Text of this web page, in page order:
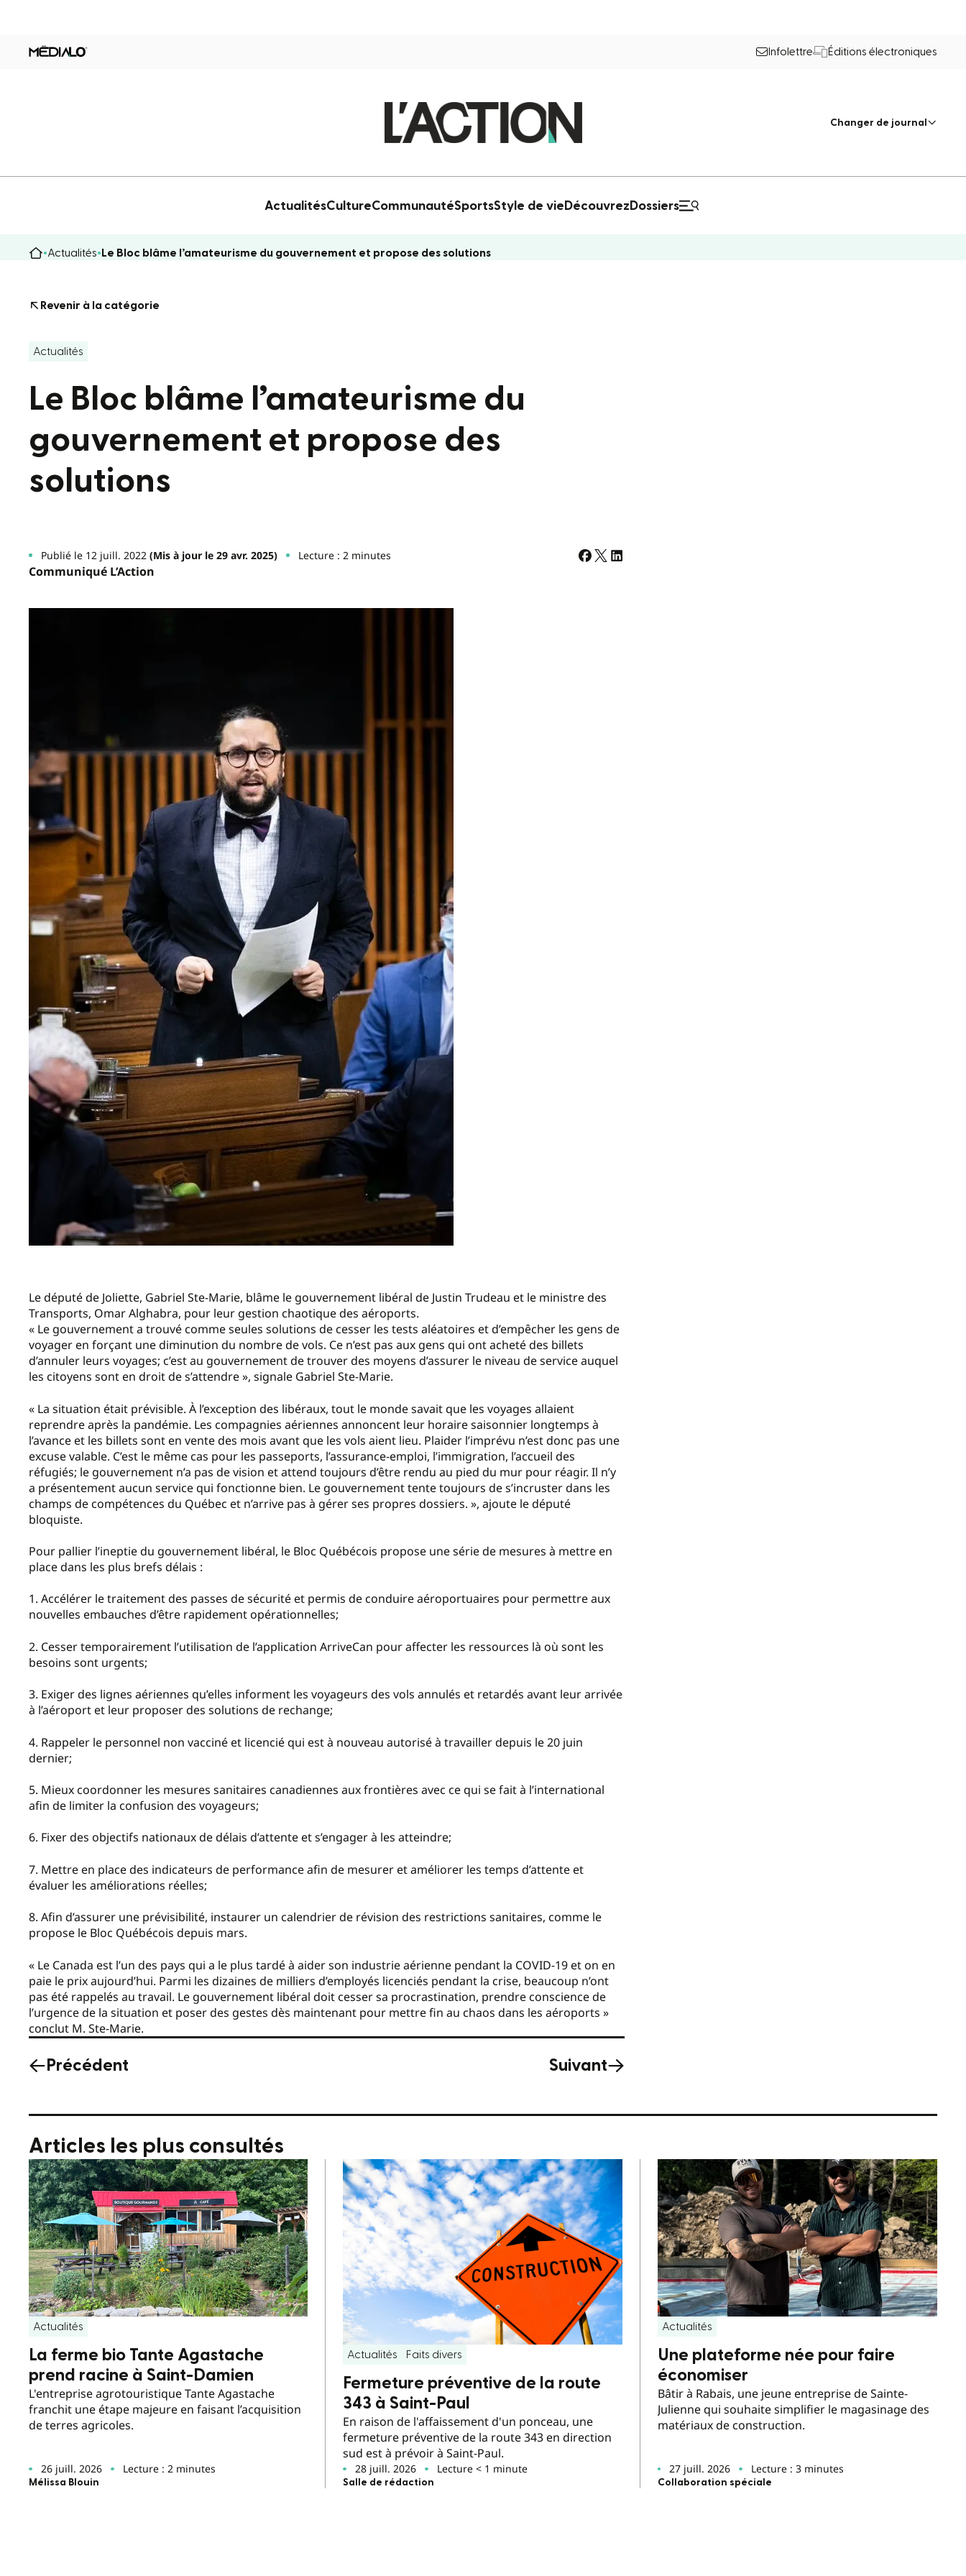
Infolettre Éditions électroniques
Changer de journal
ActualitésCultureCommunautéSportsStyle de vie Découvrez Dossiers
Actualités Le Bloc blâme l’amateurisme du gouvernement et propose des solutions
Revenir à la catégorie
Actualités
Le Bloc blâme l’amateurisme du
gouvernement et propose des
solutions
Publié le 12 juill. 2022 (Mis à jour le 29 avr. 2025) Lecture : 2 minutes
Communiqué L’Action
Le député de Joliette, Gabriel Ste-Marie, blâme le gouvernement libéral de Justin Trudeau et le ministre des
Transports, Omar Alghabra, pour leur gestion chaotique des aéroports.
« Le gouvernement a trouvé comme seules solutions de cesser les tests aléatoires et d’empêcher les gens de
voyager en forçant une diminution du nombre de vols. Ce n’est pas aux gens qui ont acheté des billets
d’annuler leurs voyages; c’est au gouvernement de trouver des moyens d’assurer le niveau de service auquel
les citoyens sont en droit de s’attendre », signale Gabriel Ste-Marie.
« La situation était prévisible. À l’exception des libéraux, tout le monde savait que les voyages allaient
reprendre après la pandémie. Les compagnies aériennes annoncent leur horaire saisonnier longtemps à
l’avance et les billets sont en vente des mois avant que les vols aient lieu. Plaider l’imprévu n’est donc pas une
excuse valable. C’est le même cas pour les passeports, l’assurance-emploi, l’immigration, l’accueil des
réfugiés; le gouvernement n’a pas de vision et attend toujours d’être rendu au pied du mur pour réagir. Il n’y
a présentement aucun service qui fonctionne bien. Le gouvernement tente toujours de s’incruster dans les
champs de compétences du Québec et n’arrive pas à gérer ses propres dossiers. », ajoute le député
bloquiste.
Pour pallier l’ineptie du gouvernement libéral, le Bloc Québécois propose une série de mesures à mettre en
place dans les plus brefs délais :
1. Accélérer le traitement des passes de sécurité et permis de conduire aéroportuaires pour permettre aux
nouvelles embauches d’être rapidement opérationnelles;
2. Cesser temporairement l’utilisation de l’application ArriveCan pour affecter les ressources là où sont les
besoins sont urgents;
3. Exiger des lignes aériennes qu’elles informent les voyageurs des vols annulés et retardés avant leur arrivée
à l’aéroport et leur proposer des solutions de rechange;
4. Rappeler le personnel non vacciné et licencié qui est à nouveau autorisé à travailler depuis le 20 juin
dernier;
5. Mieux coordonner les mesures sanitaires canadiennes aux frontières avec ce qui se fait à l’international
afin de limiter la confusion des voyageurs;
6. Fixer des objectifs nationaux de délais d’attente et s’engager à les atteindre;
7. Mettre en place des indicateurs de performance afin de mesurer et améliorer les temps d’attente et
évaluer les améliorations réelles;
8. Afin d’assurer une prévisibilité, instaurer un calendrier de révision des restrictions sanitaires, comme le
propose le Bloc Québécois depuis mars.
« Le Canada est l’un des pays qui a le plus tardé à aider son industrie aérienne pendant la COVID-19 et on en
paie le prix aujourd’hui. Parmi les dizaines de milliers d’employés licenciés pendant la crise, beaucoup n’ont
pas été rappelés au travail. Le gouvernement libéral doit cesser sa procrastination, prendre conscience de
l’urgence de la situation et poser des gestes dès maintenant pour mettre fin au chaos dans les aéroports »
conclut M. Ste-Marie.
Précédent Suivant
Articles les plus consultés
Actualités
La ferme bio Tante Agastache
prend racine à Saint-Damien
L'entreprise agrotouristique Tante Agastache
franchit une étape majeure en faisant l’acquisition
de terres agricoles.
26 juill. 2026 Lecture : 2 minutes
Mélissa Blouin
Actualités Faits divers
Fermeture préventive de la route
343 à Saint-Paul
En raison de l'affaissement d'un ponceau, une
fermeture préventive de la route 343 en direction
sud est à prévoir à Saint-Paul.
28 juill. 2026 Lecture < 1 minute
Salle de rédaction
Actualités
Une plateforme née pour faire
économiser
Bâtir à Rabais, une jeune entreprise de Sainte-
Julienne qui souhaite simplifier le magasinage des
matériaux de construction.
27 juill. 2026 Lecture : 3 minutes
Collaboration spéciale